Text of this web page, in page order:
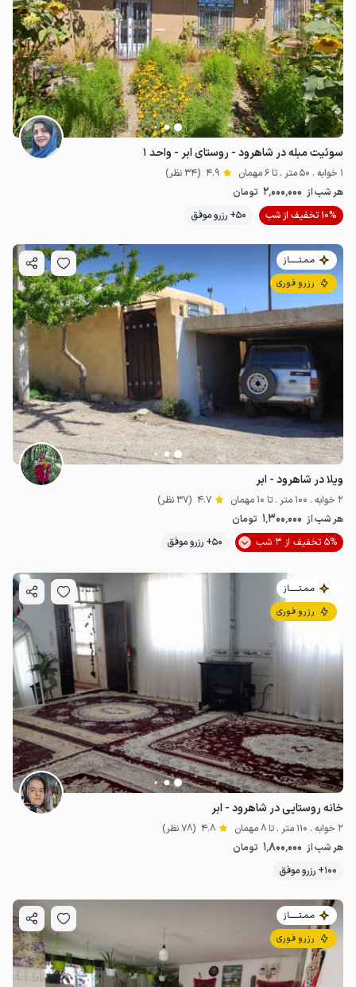
سوئیت مبله در شاهرود - روستای ابر - واحد ۱
1 خوابه . 50 متر . تا 6 مهمان 4.9 (34 نظر)
هر شب از 2٬000٬000 تومان
10% تخفیف از شب
50+ رزرو موفق
مـمـتــــــاز
رزرو فوری
ویلا در شاهرود - ابر
2 خوابه . 100 متر . تا 10 مهمان 4.7 (37 نظر)
هر شب از 1٬300٬000 تومان
5% تخفیف از 3 شب
50+ رزرو موفق
مـمـتــــــاز
رزرو فوری
خانه روستایی در شاهرود - ابر
2 خوابه . 110 متر . تا 8 مهمان 4.8 (78 نظر)
هر شب از 1٬800٬000 تومان
100+ رزرو موفق
مـمـتــــــاز
رزرو فوری